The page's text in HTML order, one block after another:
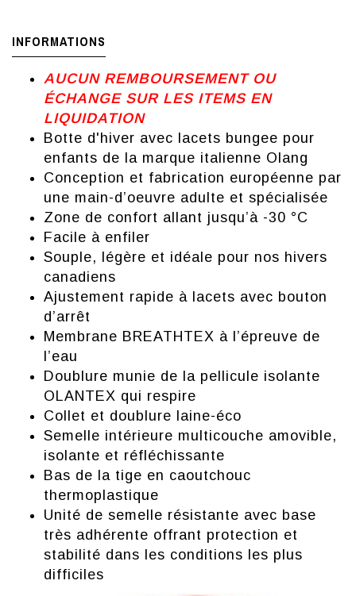
INFORMATIONS
AUCUN REMBOURSEMENT OU
ÉCHANGE SUR LES ITEMS EN
LIQUIDATION
Botte d'hiver avec lacets bungee pour
enfants de la marque italienne Olang
Conception et fabrication européenne par
une main-dʼoeuvre adulte et spécialisée
Zone de confort allant jusquʼà -30 °C
Facile à enfiler
Souple, légère et idéale pour nos hivers
canadiens
Ajustement rapide à lacets avec bouton
d’arrêt
Membrane BREATHTEX à lʼépreuve de
lʼeau
Doublure munie de la pellicule isolante
OLANTEX qui respire
Collet et doublure laine-éco
Semelle intérieure multicouche amovible,
isolante et réfléchissante
Bas de la tige en caoutchouc
thermoplastique
Unité de semelle résistante avec base
très adhérente offrant protection et
stabilité dans les conditions les plus
difficiles